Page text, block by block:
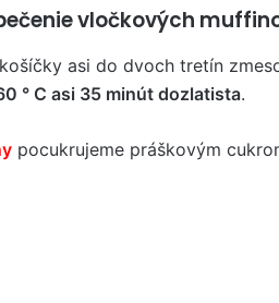
vločkových
asi do dvoch tretín
° C asi 35 minút dozlatista.
pocukrujeme práškovým